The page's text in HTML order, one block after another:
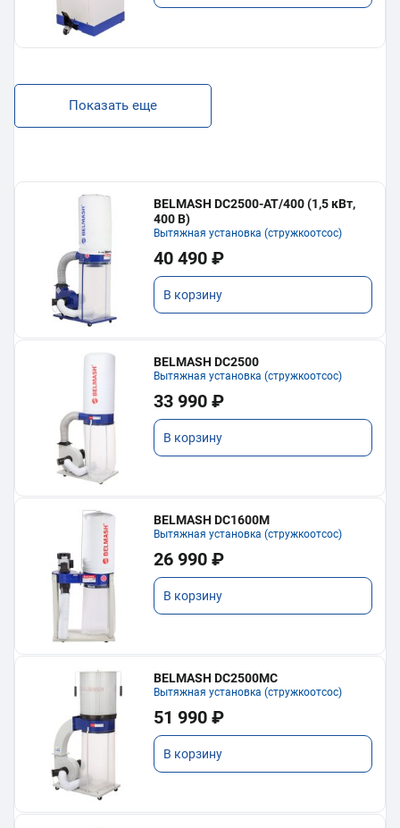
Показать еще
BELMASH DC2500-AT/400 (1,5 кВт,
400 В)
Вытяжная установка (стружкоотсос)
40 490 ₽
В корзину
BELMASH DC2500
Вытяжная установка (стружкоотсос)
33 990 ₽
В корзину
BELMASH DC1600M
Вытяжная установка (стружкоотсос)
26 990 ₽
В корзину
BELMASH DC2500MC
Вытяжная установка (стружкоотсос)
51 990 ₽
В корзину